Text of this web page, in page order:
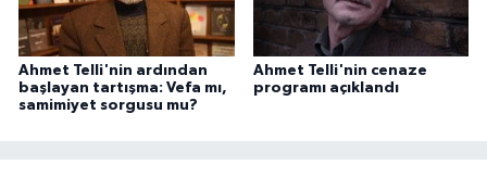
Ahmet Telli'nin ardından
başlayan tartışma: Vefa mı,
samimiyet sorgusu mu?
Ahmet Telli'nin cenaze
programı açıklandı